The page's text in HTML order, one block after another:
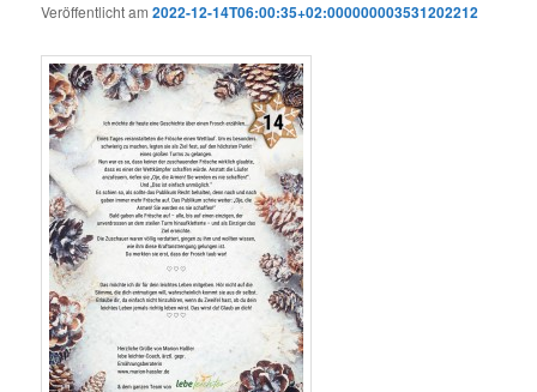
Veröffentlicht am2022-12-14T06:00:35+02:000000003531202212